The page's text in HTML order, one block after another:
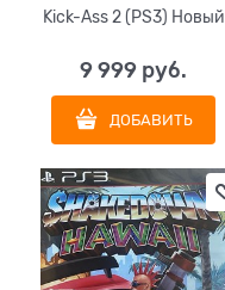
Kick-Ass 2 (PS3) Новый
9 999 руб.
ДОБАВИТЬ